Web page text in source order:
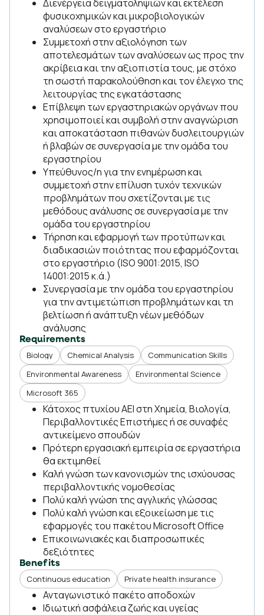
Διενέργεια δειγματοληψιών και εκτέλεση
φυσικοχημικών και μικροβιολογικών
αναλύσεων στο εργαστήριο
Συμμετοχή στην αξιολόγηση των
αποτελεσμάτων των αναλύσεων ως προς την
ακρίβεια και την αξιοπιστία τους, με στόχο
τη σωστή παρακολούθηση και τον έλεγχο της
λειτουργίας της εγκατάστασης
Επίβλεψη των εργαστηριακών οργάνων που
χρησιμοποιεί και συμβολή στην αναγνώριση
και αποκατάσταση πιθανών δυσλειτουργιών
ή βλαβών σε συνεργασία με την ομάδα του
εργαστηρίου
Υπεύθυνος/η για την ενημέρωση και
συμμετοχή στην επίλυση τυχόν τεχνικών
προβλημάτων που σχετίζονται με τις
μεθόδους ανάλυσης σε συνεργασία με την
ομάδα του εργαστηρίου
Τήρηση και εφαρμογή των προτύπων και
διαδικασιών ποιότητας που εφαρμόζονται
στο εργαστήριο (ISO 9001:2015, ISO
14001:2015 κ.ά.)
Συνεργασία με την ομάδα του εργαστηρίου
για την αντιμετώπιση προβλημάτων και τη
βελτίωση ή ανάπτυξη νέων μεθόδων
ανάλυσης
Requirements
Biology Chemical Analysis
Communication Skills
Environmental Awareness
Environmental Science
Microsoft 365
Κάτοχος πτυχίου ΑΕΙ στη Χημεία, Βιολογία,
Περιβαλλοντικές Επιστήμες ή σε συναφές
αντικείμενο σπουδών
Πρότερη εργασιακή εμπειρία σε εργαστήρια
θα εκτιμηθεί
Καλή γνώση των κανονισμών της ισχύουσας
περιβαλλοντικής νομοθεσίας
Πολύ καλή γνώση της αγγλικής γλώσσας
Πολύ καλή γνώση και εξοικείωση με τις
εφαρμογές του πακέτου Microsoft Office
Επικοινωνιακές και διαπροσωπικές
δεξιότητες
Benefits
Continuous education Private health insurance
Ανταγωνιστικό πακέτο αποδοχών
Ιδιωτική ασφάλεια ζωής και υγείας